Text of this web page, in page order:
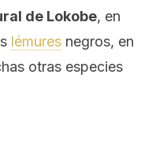
de Lokobe, en
lémures negros, en
otras especies